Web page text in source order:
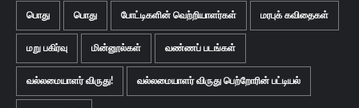
பொது பொது போட்டிகளின் வெற்றியாளர்கள் மரபுக் கவிதைகள்
மறு பகிர்வு மின்னூல்கள் வண்ணப் படங்கள்
வல்லமையாளர் விருது! வல்லமையாளர் விருது பெற்றோரின் பட்டியல்